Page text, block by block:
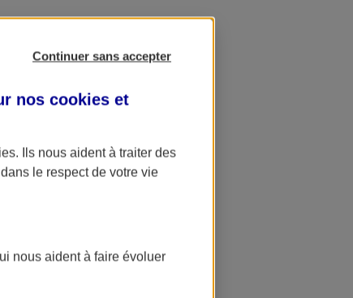
Continuer sans accepter
nos cookies et
. Ils nous aident à traiter des
le respect de votre vie
nous aident à faire évoluer